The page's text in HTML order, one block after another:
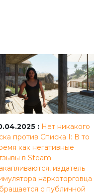
: Нет никакого
против Списка I: В то
как негативные
в Steam
издатель
наркоторговца
с публичной